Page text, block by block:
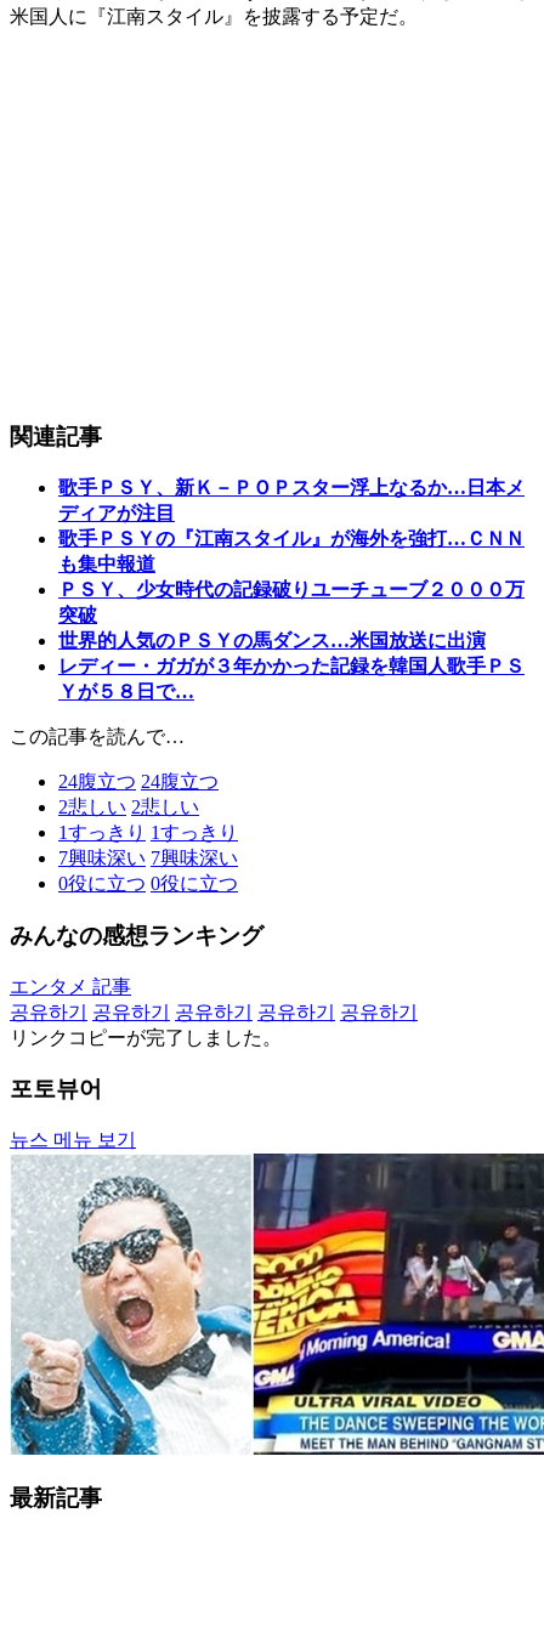
米国人に『江南スタイル』を披露する予定だ。
関連記事
歌手ＰＳＹ、新Ｋ－ＰＯＰスター浮上なるか…日本メ
ディアが注目
歌手ＰＳＹの『江南スタイル』が海外を強打…ＣＮＮ
も集中報道
ＰＳＹ、少女時代の記録破りユーチューブ２０００万
突破
世界的人気のＰＳＹの馬ダンス…米国放送に出演
レディー・ガガが３年かかった記録を韓国人歌手ＰＳ
Ｙが５８日で…
この記事を読んで…
24腹立つ 24腹立つ
2悲しい 2悲しい
1すっきり 1すっきり
7興味深い 7興味深い
0役に立つ 0役に立つ
みんなの感想ランキング
エンタメ 記事
공유하기
공유하기 공유하기 공유하기
공유하기
リンクコピーが完了しました。
포토뷰어
뉴스 메뉴 보기
最新記事